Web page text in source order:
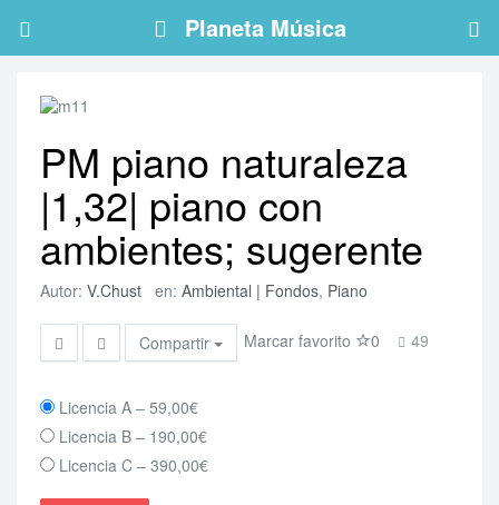
Planeta Música
PM piano naturaleza
|1,32| piano con
ambientes; sugerente
Autor: V.Chust en: Ambiental | Fondos, Piano
Compartir Marcar favorito 0 49
Licencia A – 59,00€
Licencia B – 190,00€
Licencia C – 390,00€